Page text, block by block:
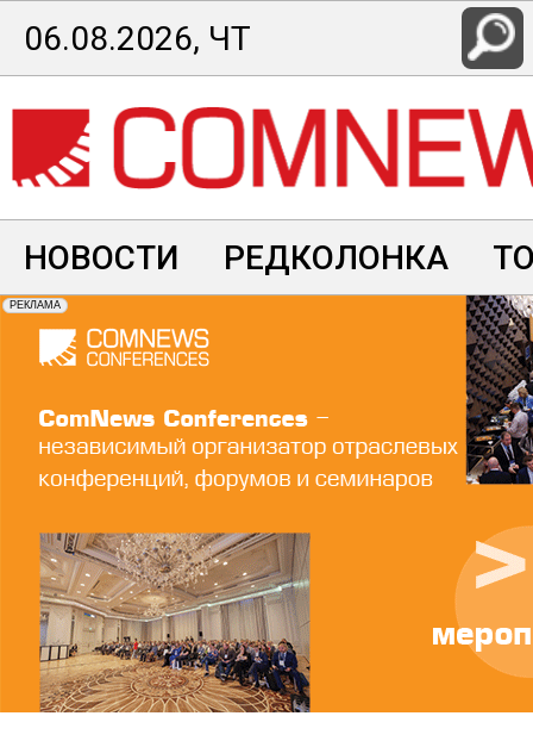
Перейти
к
основному
содержанию
06.08.2026, ЧТ
НОВОСТИ РЕДКОЛОНКА